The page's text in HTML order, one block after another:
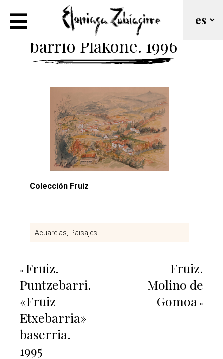
Fruiz. Desde el
barrio Plakone. 1996
Colección Fruiz
Acuarelas Paisajes
« Fruiz.
Puntzebarri.
«Fruiz
Etxebarria»
baserria.
1995
Fruiz.
Molino de
Gomoa »